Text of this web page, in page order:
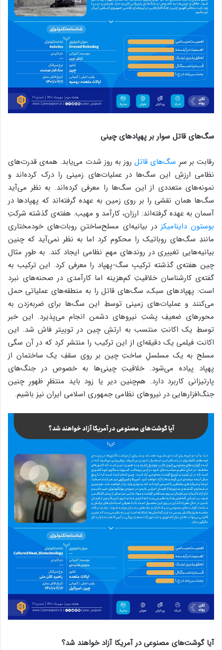
سگ‌های قاتل سوار بر پهپاد‌های چینی
رقابت بر سرِ سگ‌های قاتلروز به روز شدت می‌یابد. همه‌ی قدرت‌های
نظامی ارزش‌ِ این سگ‌ها در عملیات‌های زمینی را درک کرده‌اند و
نمونه‌های متعددی از این سگ‌ها را معرفی کرده‌‌اند. به نظر می‌آید
سگ‌ها همان نقشی را بر روی زمین به عهده گرفته‌اند که پهپاد‌ها در
آسمان به عهده گرفته‌اند: ارزان، کارآمد و مهیب. هفته‌ی گذشته شرکتِ
بوستون داینامیکزدر بیانیه‌ای مسلح‌ساختنِ روبات‌های خودمختاری
مانندِ سگ‌های روباتیک را محکوم کرد اما به نظر نمی‌آید که چنین
بیانیه‌هایی تغییری در روند‌های مهمِ نظامی ایجاد کند. به طورِ مثال
چین هفته‌ی گذشته ترکیبِ سگ-پهپاد را معرفی کرد. این ترکیب به
گفته‌ی کارشناسان خلاقیتِ کم‌هزینه اما کارآمدی در صحنه‌های نبرد
است: پهپاد‌های سبک، سگ‌های قاتل را به منطقه‌های عملیاتی حمل
می‌کنند و عملیات‌های زمینی توسطِ این سگ‌ها برای ضربه‌زدن به
محور‌های ضعیفِ پشتِ نیروهای دشمن انجام می‌پذیرد. این خبر
توسطِ یک اکانتِ منتسب به ارتشِ چین در توییتر فاش شد. این
اکانت فیلمی یک دقیقه‌ای از این ترکیب را منتشر کرد که در آن سگی
مسلح به یک مسلسلِ ساختِ چین بر روی سقفِ یک ساختمان از
پهپاد پیاده می‌شود. خلاقیتِ چینی‌ها به خصوص در جنگ‌های
پارتیزانی کاربرد دارد. هم‌چنین دیر یا زود باید منتظرِ ظهورِ چنین
جنگ‌افزار‌هایی در نیروهای نظامی جمهوری اسلامی ایران نیز باشیم.
آیا گوشت‌های مصنوعی در آمریکا آزاد خواهند شد؟